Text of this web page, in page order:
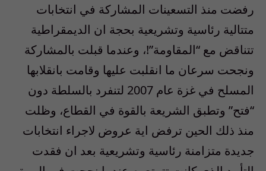
رفضت منذ التسعينات المشاركة في انتخابات
متتالية رئاسية وتشريعية بحجة ان الديمقراطية
تتناقض مع “المقاومة”!، وعندما قبلت بالمشاركة
ونجحت سرعان ما انقلبت عليها وقامت بانقلابها
المسلح في غزة عام 2007 لتنفرد بالسلطة دون
“فتح” وتطبق الشريعة بالقوة في القطاع، وظلت
منذ ذلك الحين ترفض اية عروض لاجراء انتخابات
جديدة متزامنة رئاسية وتشريعية بعد ان فقدت